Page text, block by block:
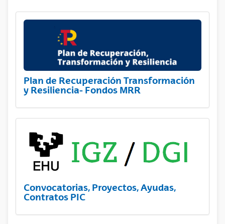
Plan de Recuperación Transformación
y Resiliencia- Fondos MRR
Convocatorias, Proyectos, Ayudas,
Contratos PIC